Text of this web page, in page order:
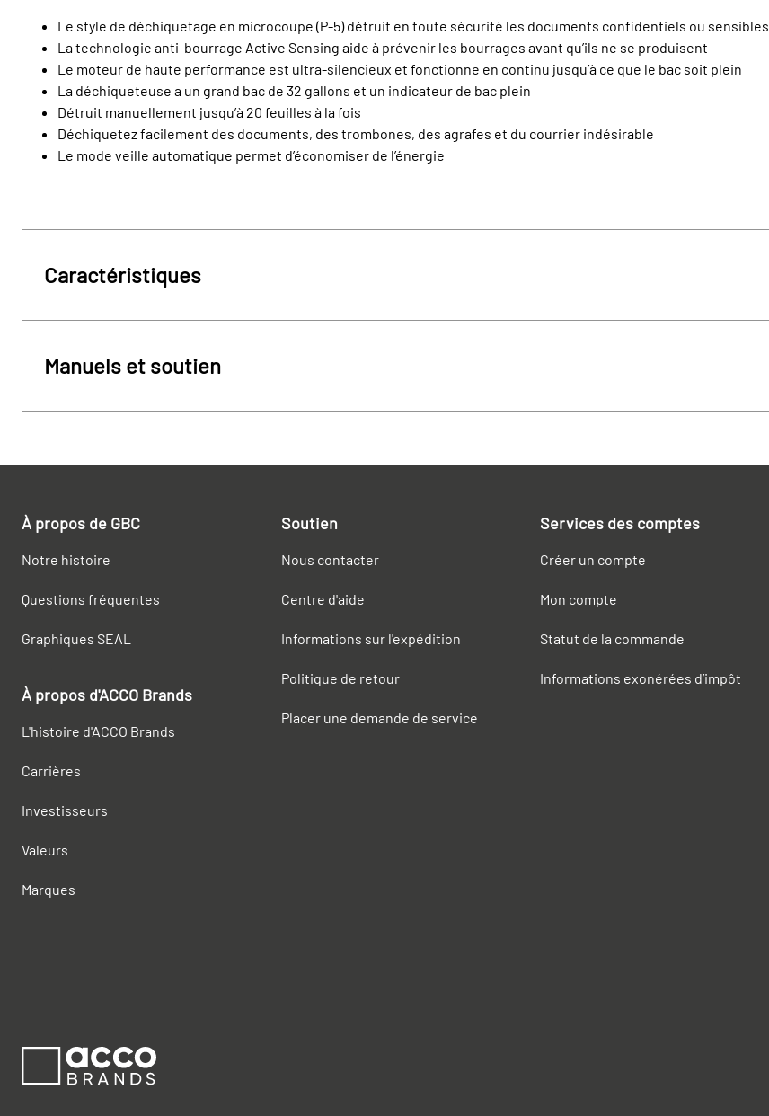
Le style de déchiquetage en microcoupe (P-5) détruit en toute sécurité les documents confidentiels ou sensibles
La technologie anti-bourrage Active Sensing aide à prévenir les bourrages avant qu’ils ne se produisent
Le moteur de haute performance est ultra-silencieux et fonctionne en continu jusqu’à ce que le bac soit plein
La déchiqueteuse a un grand bac de 32 gallons et un indicateur de bac plein
Détruit manuellement jusqu’à 20 feuilles à la fois
Déchiquetez facilement des documents, des trombones, des agrafes et du courrier indésirable
Le mode veille automatique permet d’économiser de l’énergie
Caractéristiques
Manuels et soutien
À propos de GBC
Notre histoire
Questions fréquentes
Graphiques SEAL
À propos d'ACCO Brands
L'histoire d'ACCO Brands
Carrières
Investisseurs
Valeurs
Marques
Soutien
Nous contacter
Centre d'aide
Informations sur l'expédition
Politique de retour
Placer une demande de service
Services des comptes
Créer un compte
Mon compte
Statut de la commande
Informations exonérées d’impôt